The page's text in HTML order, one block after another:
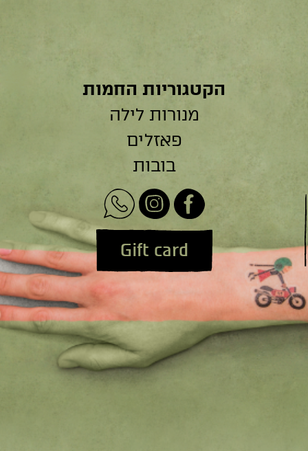
הקטגוריות החמות
מנורות לילה
פאזלים
בובות
Gift card